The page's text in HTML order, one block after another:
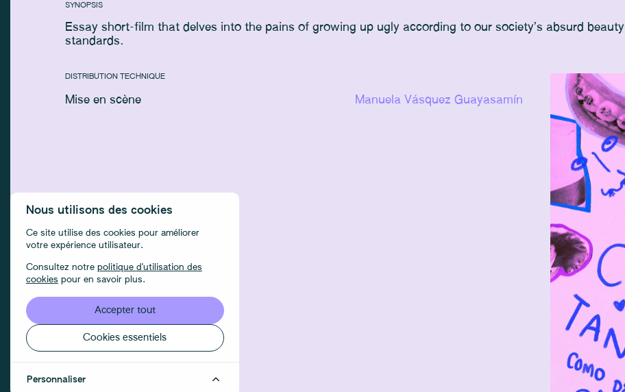
SYNOPSIS
Essay short-film that delves into the pains of growing up ugly according to our society’s absurd beauty
standards.
DISTRIBUTION TECHNIQUE
Mise en scène Manuela Vásquez Guayasamín
Nous utilisons des cookies
Ce site utilise des cookies pour améliorer
votre expérience utilisateur.
Consultez notre politique d'utilisation des
cookies pour en savoir plus.
Cookies essentiels
Accepter tout
Personnaliser